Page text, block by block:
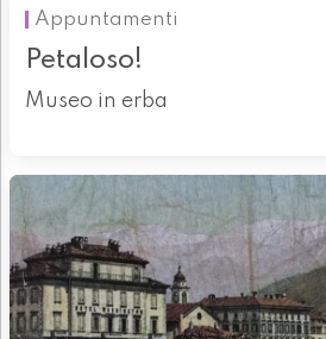
Appuntamenti
Petaloso!
Museo in erba